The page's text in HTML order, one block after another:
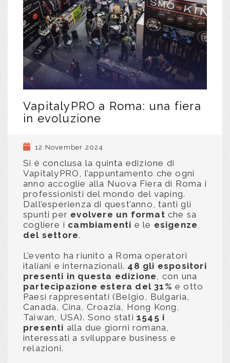
VapitalyPRO a Roma: una fiera
in evoluzione
12 November 2024
Si è conclusa la quinta edizione di
VapitalyPRO, l’appuntamento che ogni
anno accoglie alla Nuova Fiera di Roma i
professionisti del mondo del vaping.
Dall’esperienza di quest’anno, tanti gli
spunti per evolvere un format che sa
cogliere i cambiamenti e le esigenze
del settore.
L’evento ha riunito a Roma operatori
italiani e internazionali. 48 gli espositori
presenti in questa edizione, con una
partecipazione estera del 31% e otto
Paesi rappresentati (Belgio, Bulgaria,
Canada, Cina, Croazia, Hong Kong,
Taiwan, USA). Sono stati 1545 i
presenti alla due giorni romana,
interessati a sviluppare business e
relazioni.